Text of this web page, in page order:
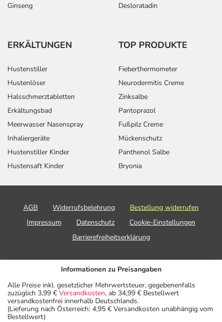
Ginseng
Desloratadin
ERKÄLTUNGEN
Hustenstiller
Hustenlöser
Halsschmerztabletten
Erkältungsbad
Meerwasser Nasenspray
Inhaliergeräte
Hustenstiller Kinder
Hustensaft Kinder
TOP PRODUKTE
Fieberthermometer
Neurodermitis Creme
Zinksalbe
Pantoprazol
Fußpilz Creme
Mückenschutz
Panthenol Salbe
Bryonia
AGB Widerrufsbelehrung
Bestellung widerrufen
Impressum
Datenschutz
Cookie-Einstellungen
Barrierefreiheitserklärung
Informationen zu Preisangaben
Alle Preise inkl. gesetzlicher Mehrwertsteuer, gegebenenfalls
zuzüglich 3,99 € Versandkosten, ab 34,99 € Bestellwert
versandkostenfrei innerhalb Deutschlands.
(Lieferung nach Österreich: 4,95 € Versandkosten unabhängig vom
Bestellwert)